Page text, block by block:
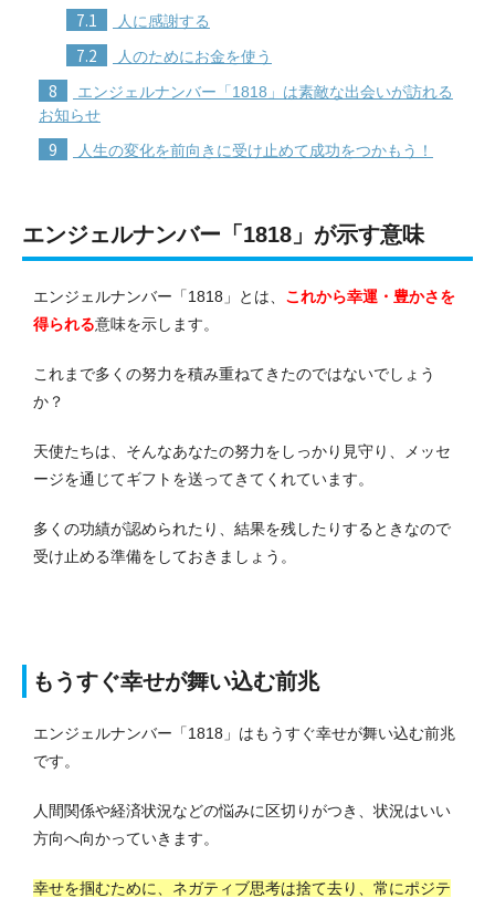
7.1 人に感謝する
7.2 人のためにお金を使う
8
エンジェルナンバー「1818」は素敵な出会いが訪れる
お知らせ
9 人生の変化を前向きに受け止めて成功をつかもう！
エンジェルナンバー「1818」が示す意味
エンジェルナンバー「1818」とは、 これから幸運・豊かさを
得られる意味を示します。
これまで多くの努力を積み重ねてきたのではないでしょう
か？
天使たちは、そんなあなたの努力をしっかり見守り、メッセ
ージを通じてギフトを送ってきてくれています。
多くの功績が認められたり、結果を残したりするときなので
受け止める準備をしておきましょう。
もうすぐ幸せが舞い込む前兆
エンジェルナンバー「1818」はもうすぐ幸せが舞い込む前兆
です。
人間関係や経済状況などの悩みに区切りがつき、状況はいい
方向へ向かっていきます。
幸せを掴むために、ネガティブ思考は捨て去り、常にポジテ